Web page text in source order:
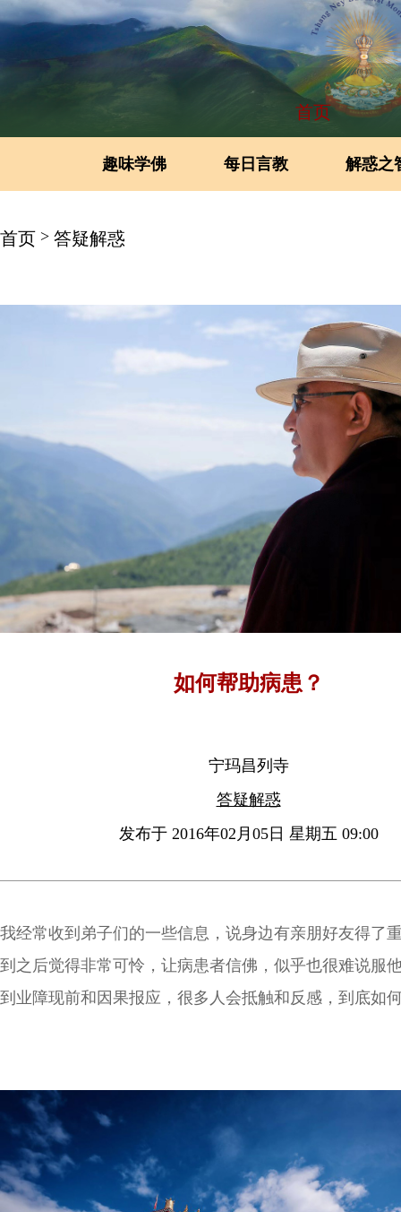
首页
趣味学佛 每日言教 解惑之
首页 > 答疑解惑
如何帮助病患？
宁玛昌列寺
答疑解惑
发布于 2016年02月05日 星期五 09:00
我经常收到弟子们的一些信息，说身边有亲朋好友得了
到之后觉得非常可怜，让病患者信佛，似乎也很难说服
到业障现前和因果报应，很多人会抵触和反感，到底如